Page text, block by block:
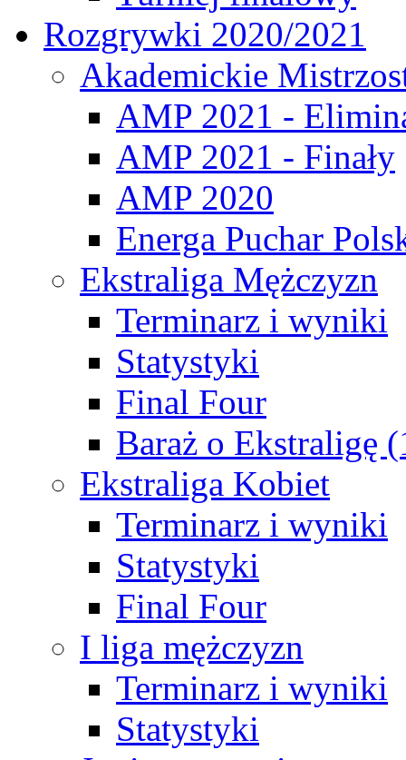
Rozgrywki 2020/2021
Akademickie
AMP 2021 -
AMP 2021 - Finały
AMP 2020
Energa Puchar
Ekstraliga Mężczyzn
Terminarz i wyniki
Statystyki
Final Four
Baraż o Ekstraligę
Ekstraliga Kobiet
Terminarz i wyniki
Statystyki
Final Four
I liga mężczyzn
Terminarz i wyniki
Statystyki